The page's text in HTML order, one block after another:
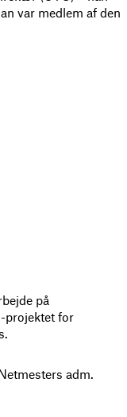
var medlem af den
på
projektet for
adm.